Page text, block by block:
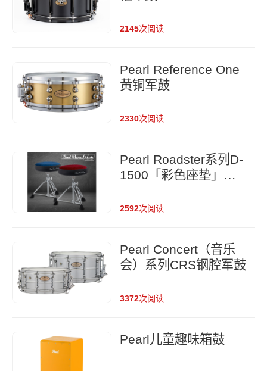
2145次阅读
Pearl Reference One
黄铜军鼓
2330次阅读
Pearl Roadster系列D-
1500「彩色座垫」鼓
2592次阅读
Pearl Concert（音乐
会）系列CRS钢腔军鼓
3372次阅读
Pearl儿童趣味箱鼓